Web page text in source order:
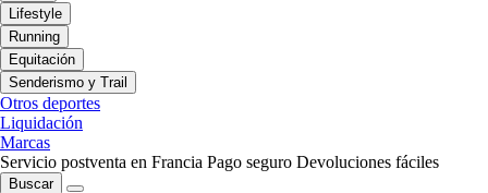
Lifestyle
Running
Equitación
Senderismo y Trail
Otros deportes
Liquidación
Marcas
Servicio postventa en Francia Pago seguro Devoluciones fáciles
Buscar